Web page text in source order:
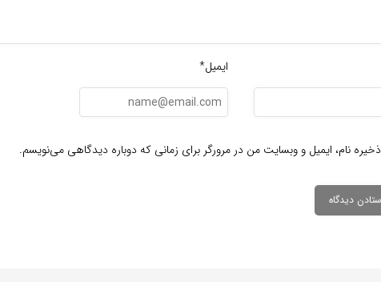
ایمیل*
ذخیره نام، ایمیل و وبسایت من در مرورگر برای زمانی که دوباره دیدگاهی می‌نویسم.